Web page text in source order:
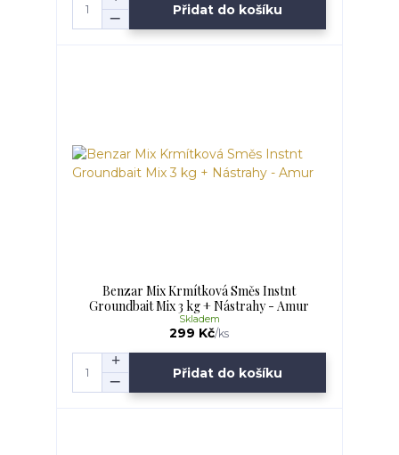
Přidat do košíku
Benzar Mix Krmítková Směs Instnt
Groundbait Mix 3 kg + Nástrahy - Amur
299 Kč/ks
Skladem
Přidat do košíku